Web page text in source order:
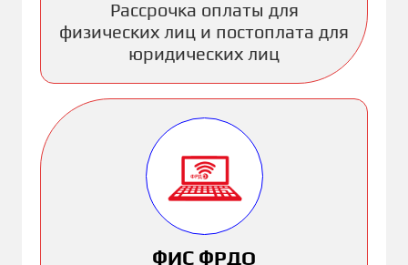
Рассрочка оплаты для
физических лиц и постоплата для
юридических лиц
ФИС ФРДО